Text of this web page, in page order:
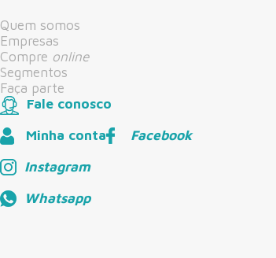
Quem somos
Empresas
Compre online
Segmentos
Faça parte
Fale conosco
Minha conta
Facebook
Instagram
Whatsapp